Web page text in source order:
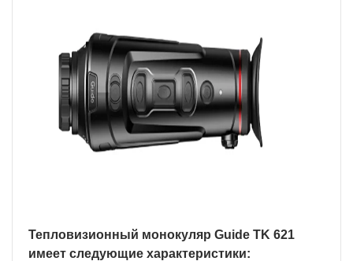
Тепловизионный монокуляр Guide TK 621
имеет следующие характеристики: